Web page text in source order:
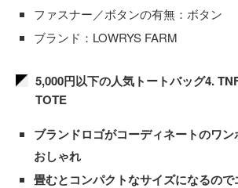
ファスナー／ボタンの有無：ボタン
ブランド：LOWRYS FARM
5,000円以下の人気トートバッグ4.
TOTE
ブランドロゴがコーディネートのワ
おしゃれ
畳むとコンパクトなサイズになるの